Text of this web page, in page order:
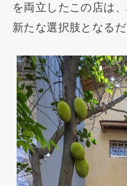
を両立したこの店は
新たな選択肢となるだ